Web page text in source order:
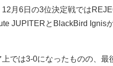
12 月 6日の3位決定戦では
JUPITER と BlackBird Ignis
上では3-0になったものの、